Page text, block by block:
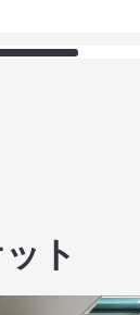
ト